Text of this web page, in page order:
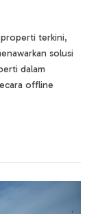
terkini,
solusi
dalam
offline